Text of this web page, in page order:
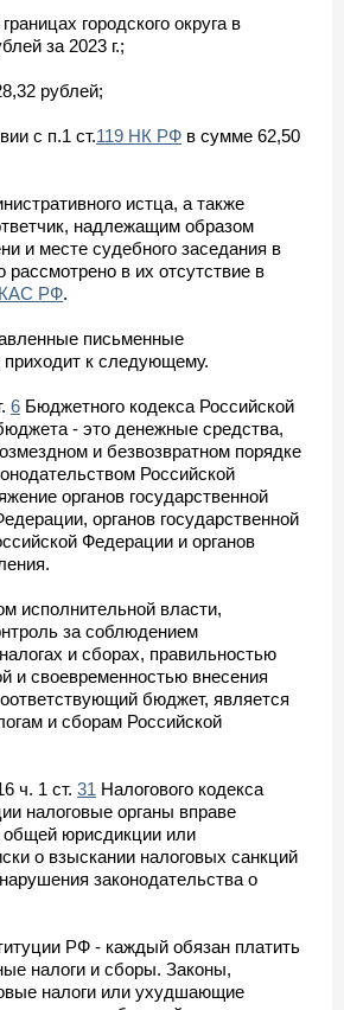
городского округа в
за 2023 г.;
рублей;
с п.1 ст.119 НК РФ в сумме 62,50
истца, а также
надлежащим образом
и месте судебного заседания в
в их отсутствие в
РФ.
письменные
приходит к следующему.
6 Бюджетного кодекса Российской
- это денежные средства,
и безвозвратном порядке
Российской
органов государственной
органов государственной
Федерации и органов
исполнительной власти,
за соблюдением
и сборах, правильностью
и своевременностью внесения
бюджет, является
и сборам Российской
ч. 1 ст. 31 Налогового кодекса
налоговые органы вправе
юрисдикции или
о взыскании налоговых санкций
законодательства о
РФ - каждый обязан платить
налоги и сборы. Законы,
налоги или ухудшающие